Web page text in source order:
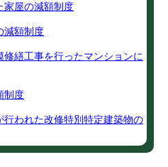
家屋の減額制度
減額制度
繕工事を行ったマンションに
制度
われた改修特別特定建築物の